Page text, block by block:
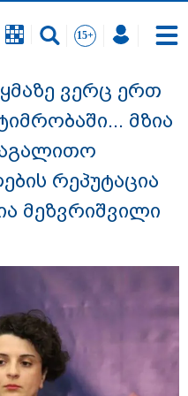
ნია იმნაძეს და
ბრალდება
ვერც ერთ
მზია
რეპუტაცია
მეზვრიშვილი